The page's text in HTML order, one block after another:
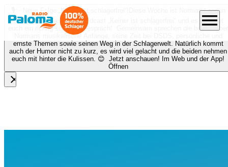
🎙️✨ Neue Folge „Keiner ist schlagerfrei“!
Diese Woche ist Norman Langen
bei Nora zu Gast beim Podcast „Keiner ist schlagerfrei“ und es erwartet
euch ein richtig schönes Gespräch! Gemeinsam sprechen die beiden über
Normans musikalische Anfänge, seine Zeit bei DSDS, persönliche und
ernste Themen sowie seinen Weg in der Schlagerwelt. Natürlich kommt
auch der Humor nicht zu kurz, es wird viel gelacht und die beiden nehmen
euch mit hinter die Kulissen. 😊 Jetzt anschauen! Im Web und der App!
Öffnen
close
menu